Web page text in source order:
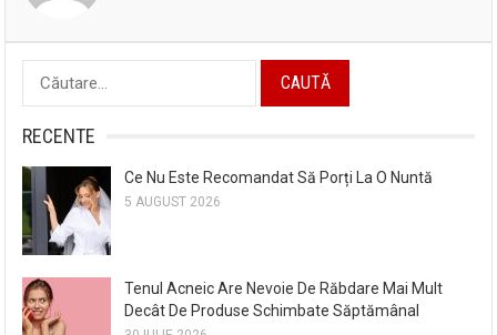
Caută
după:
RECENTE
Ce Nu Este Recomandat Să Porți La O Nuntă
5 AUGUST 2026
Tenul Acneic Are Nevoie De Răbdare Mai Mult
Decât De Produse Schimbate Săptămânal